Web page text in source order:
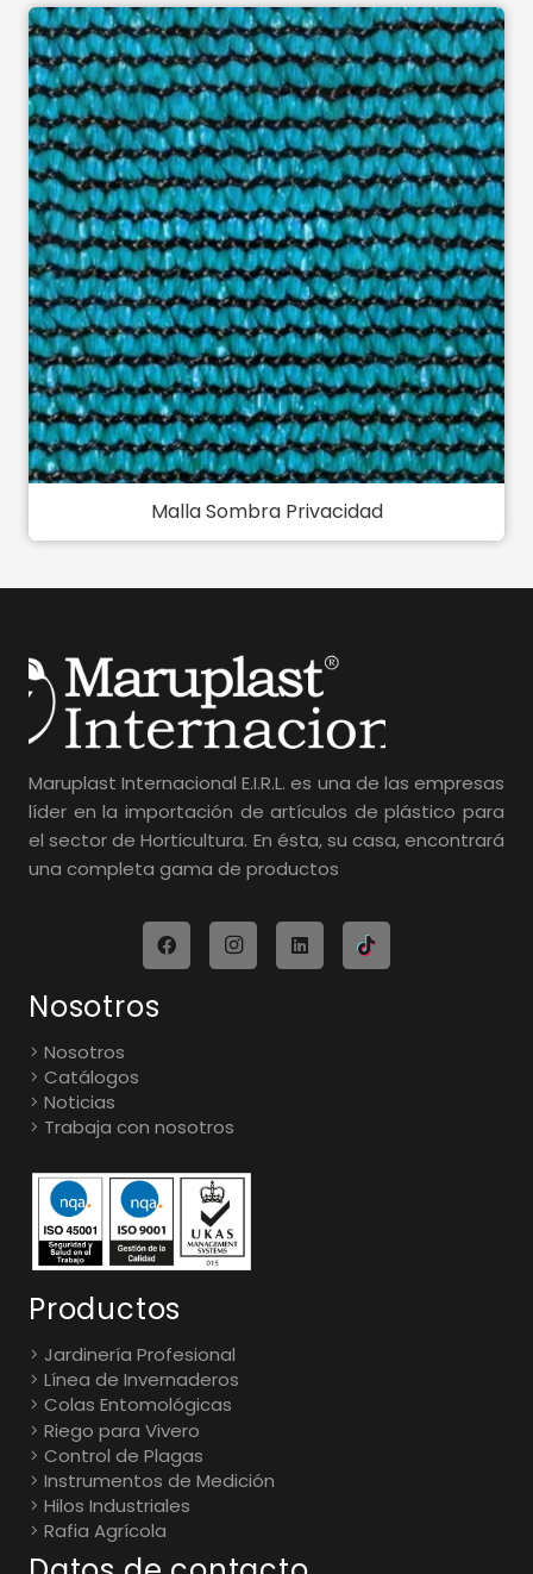
Malla Sombra Privacidad
Maruplast Internacional E.I.R.L. es una de las empresas
líder en la importación de artículos de plástico para
el sector de Horticultura. En ésta, su casa, encontrará
una completa gama de productos
Nosotros
Nosotros
Catálogos
Noticias
Trabaja con nosotros
Productos
Jardinería Profesional
Línea de Invernaderos
Colas Entomológicas
Riego para Vivero
Control de Plagas
Instrumentos de Medición
Hilos Industriales
Rafia Agrícola